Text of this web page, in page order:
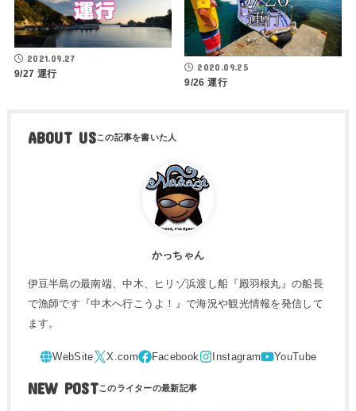
2021.09.27
9/27 運行
2020.09.25
9/26 運行
ABOUT US
かっちゃん
伊豆半島の最南端、中木、ヒリゾ浜渡し船『殿羽根丸』の船長
で漁師です『中木へ行こうよ！』で海況や観光情報を発信して
ます。
NEW POST